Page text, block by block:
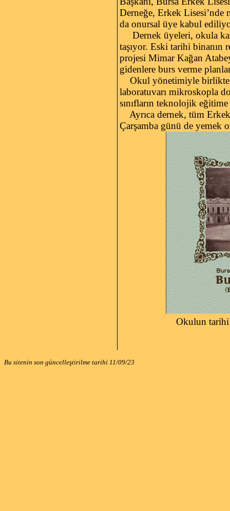
Derneğe, Erkek
da onursal üye kabul
Dernek üyeleri, okula
taşıyor. Eski tarihi binanın
projesi Mimar Kağan
gidenlere burs verme
Okul yönetimiyle birlikte
laboratuvarı mikroskopla
sınıfların teknolojik
Ayrıca dernek, tüm
Çarşamba günü de yemek
Okulun tarihi
Bu sitenin son güncelleştirilme tarihi 11/09/23